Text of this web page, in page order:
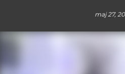
maj 27,